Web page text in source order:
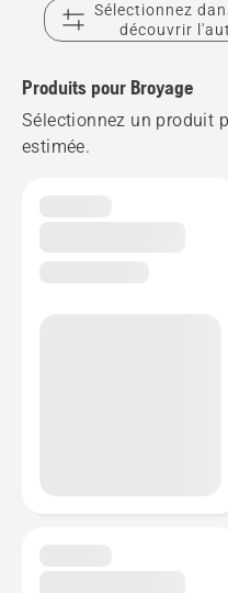
Sélectionnez
découvrir
Produits pour Broyage
Sélectionnez un produit
estimée.